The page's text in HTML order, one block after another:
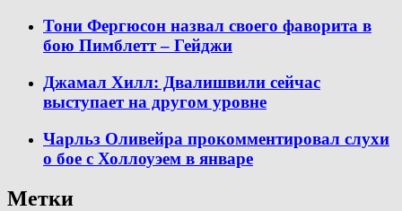
Тони Фергюсон назвал своего фаворита в
бою Пимблетт – Гейджи
Джамал Хилл: Двалишвили сейчас
выступает на другом уровне
Чарльз Оливейра прокомментировал слухи
о бое с Холлоуэем в январе
Метки